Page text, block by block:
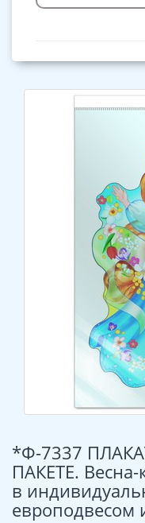
*Ф-7337
ПАКЕТЕ. Весна-
в
европодвесом